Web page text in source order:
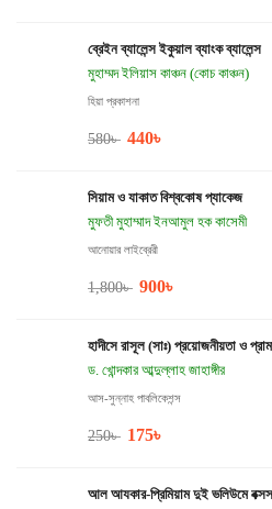
ব্রেইন ব্যালেন্স ইকুয়াল ব্যাংক ব্যালেন্স
মুহাম্মদ ইলিয়াস কাঞ্চন (কোচ কাঞ্চন)
হিয়া প্রকাশনা
580৳ 440৳
সিয়াম ও যাকাত বিশ্বকোষ প্যাকেজ
মুফতী মুহাম্মাদ ইনআমুল হক কাসেমী
আনোয়ার লাইব্রেরী
1,800৳ 900৳
হাদীসে রাসূল (সাঃ) প্রয়োজনীয়তা ও
ড. খোন্দকার আব্দুল্লাহ জাহাঙ্গীর
আস-সুন্নাহ পাবলিকেশন্স
250৳ 175৳
আল আযকার-প্রিমিয়াম দুই ভলিউমে